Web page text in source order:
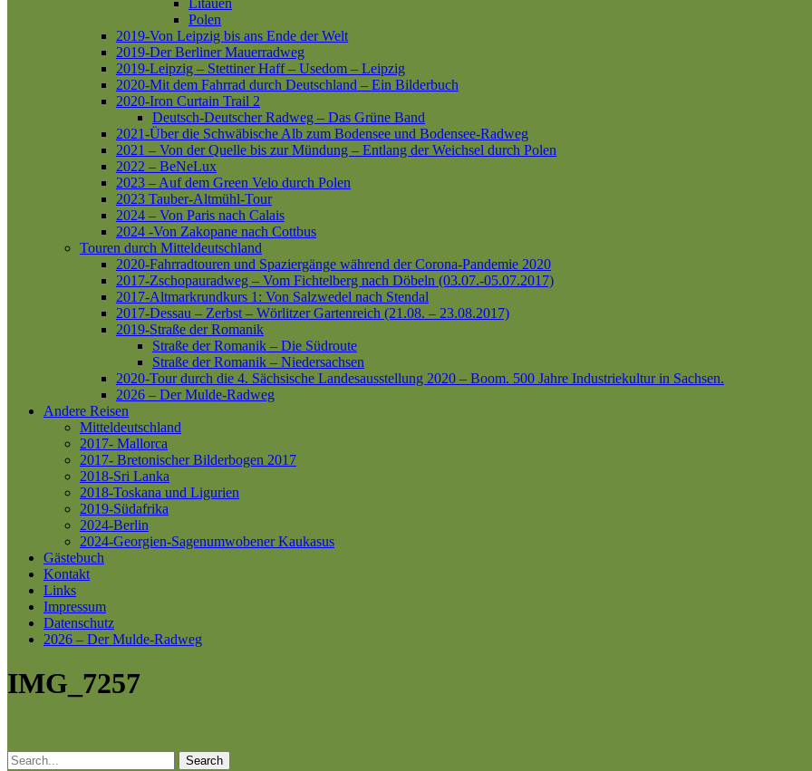
Litauen
Polen
2019-Von Leipzig bis ans Ende der Welt
2019-Der Berliner Mauerradweg
2019-Leipzig – Stettiner Haff – Usedom – Leipzig
2020-Mit dem Fahrrad durch Deutschland – Ein Bilderbuch
2020-Iron Curtain Trail 2
Deutsch-Deutscher Radweg – Das Grüne Band
2021-Über die Schwäbische Alb zum Bodensee und Bodensee-Radweg
2021 – Von der Quelle bis zur Mündung – Entlang der Weichsel durch Polen
2022 – BeNeLux
2023 – Auf dem Green Velo durch Polen
2023 Tauber-Altmühl-Tour
2024 – Von Paris nach Calais
2024 -Von Zakopane nach Cottbus
Touren durch Mitteldeutschland
2020-Fahrradtouren und Spaziergänge während der Corona-Pandemie 2020
2017-Zschopauradweg – Vom Fichtelberg nach Döbeln (03.07.-05.07.2017)
2017-Altmarkrundkurs 1: Von Salzwedel nach Stendal
2017-Dessau – Zerbst – Wörlitzer Gartenreich (21.08. – 23.08.2017)
2019-Straße der Romanik
Straße der Romanik – Die Südroute
Straße der Romanik – Niedersachsen
2020-Tour durch die 4. Sächsische Landesausstellung 2020 – Boom. 500 Jahre Industriekultur in Sachsen.
2026 – Der Mulde-Radweg
Andere Reisen
Mitteldeutschland
2017- Mallorca
2017- Bretonischer Bilderbogen 2017
2018-Sri Lanka
2018-Toskana und Ligurien
2019-Südafrika
2024-Berlin
2024-Georgien-Sagenumwobener Kaukasus
Gästebuch
Kontakt
Links
Impressum
Datenschutz
2026 – Der Mulde-Radweg
IMG_7257
Search